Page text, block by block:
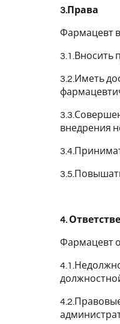
3.Права
Фармацевт
3.1.Вносить
3.2.Иметь
внедрения
4.
Фармацевт